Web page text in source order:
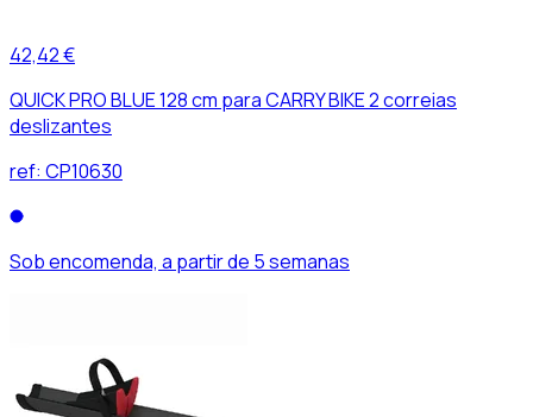
42,42 €
QUICK PRO BLUE 128 cm para CARRY BIKE 2 correias
deslizantes
ref: CP10630
Sob encomenda, a partir de 5 semanas